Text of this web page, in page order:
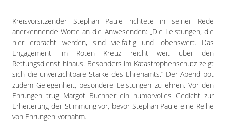
Kreisvorsitzender Stephan Paule richtete in seiner Rede
anerkennende Worte an die Anwesenden: „Die Leistungen, die
hier erbracht werden, sind vielfältig und lobenswert. Das
Engagement im Roten Kreuz reicht weit über den
Rettungsdienst hinaus. Besonders im Katastrophenschutz zeigt
sich die unverzichtbare Stärke des Ehrenamts.“ Der Abend bot
zudem Gelegenheit, besondere Leistungen zu ehren. Vor den
Ehrungen trug Margot Buchner ein humorvolles Gedicht zur
Erheiterung der Stimmung vor, bevor Stephan Paule eine Reihe
von Ehrungen vornahm.